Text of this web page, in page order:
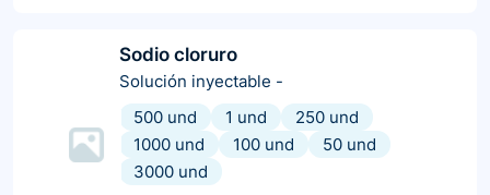
Sodio cloruro
Solución inyectable -
500 und
1 und
250 und
1000 und
100 und
50 und
3000 und